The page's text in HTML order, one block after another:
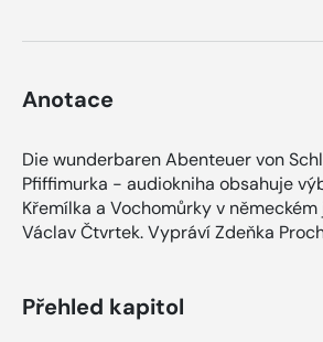
Anotace
Die wunderbaren Abenteuer von
Pfiffimurka - audiokniha obsahuje
Křemílka a Vochomůrky v
Václav Čtvrtek. Vypráví Zdeňka
Přehled kapitol